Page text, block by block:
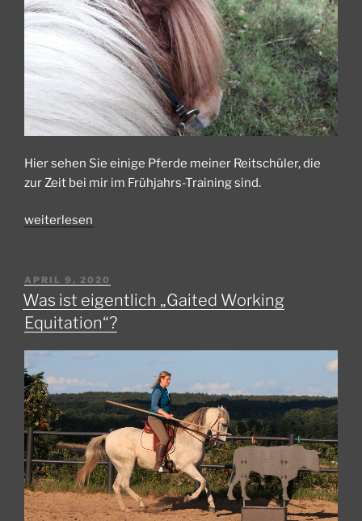
Hier sehen Sie einige Pferde meiner Reitschüler, die
zur Zeit bei mir im Frühjahrs-Training sind.
„Frühlingszeit
Zeit“
weiterlesen
VERÖFFENTLICHT
AM
APRIL 9, 2020
Was ist eigentlich „Gaited Working
Equitation“?